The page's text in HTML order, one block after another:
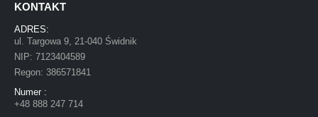
KONTAKT
ADRES:
ul. Targowa 9, 21-040 Świdnik
NIP: 7123404589
Regon: 386571841
Numer :
+48 888 247 714